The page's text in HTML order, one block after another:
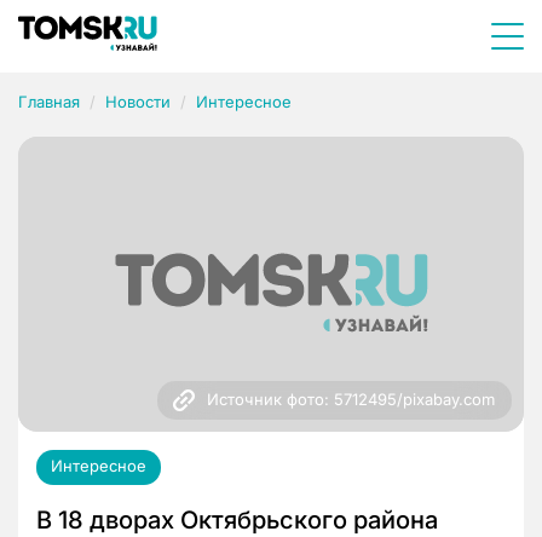
Главная Новости Интересное
Источник фото: 5712495/pixabay.com
Интересное
В 18 дворах Октябрьского района